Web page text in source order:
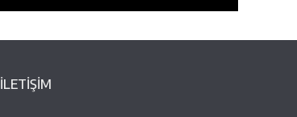
İLETİŞİM